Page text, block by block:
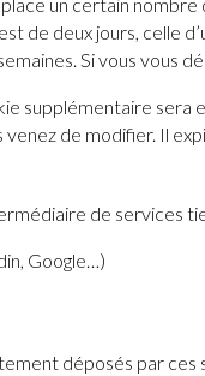
de deux jours, celle
Si vous vous
supplémentaire
de modifier. Il
de services
Google…)
déposés par